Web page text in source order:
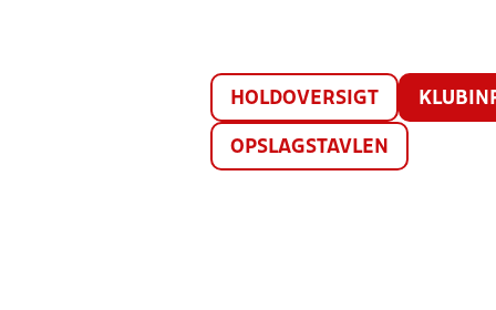
HOLDOVERSIGT
OPSLAGSTAVLEN